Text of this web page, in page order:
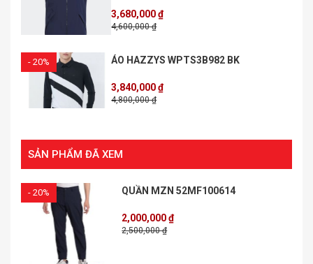
3,680,000 ₫
4,600,000 ₫
- 20% ÁO HAZZYS WPTS3B982 BK
3,840,000 ₫
4,800,000 ₫
SẢN PHẨM ĐÃ XEM
- 20% QUẦN MZN 52MF100614
2,000,000 ₫
2,500,000 ₫